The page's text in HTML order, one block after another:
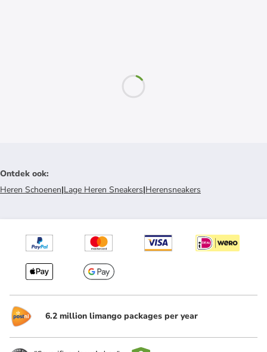
Ontdek ook:
Heren Schoenen|Lage Heren Sneakers|Herensneakers
6.2 million limango packages per year